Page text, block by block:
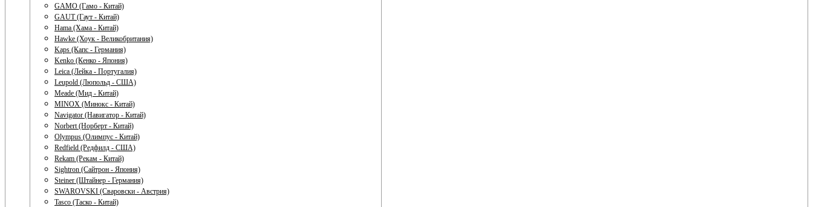
GAMO (Гамо - Китай)
GAUT (Гаут - Китай)
Hama (Хама - Китай)
Hawke (Хоук - Великобритания)
Kaps (Капс - Германия)
Kenko (Кенко - Япония)
Leica (Лейка - Португалия)
Leupold (Люпольд - США)
Meade (Мид - Китай)
MINOX (Минокс - Китай)
Navigator (Навигатор - Китай)
Norbert (Норберт - Китай)
Olympus (Олимпус - Китай)
Redfield (Редфилд - США)
Rekam (Рекам - Китай)
Sightron (Сайтрон - Япония)
Steiner (Штайнер - Германия)
SWAROVSKI (Сваровски - Австрия)
Tasco (Таско - Китай)